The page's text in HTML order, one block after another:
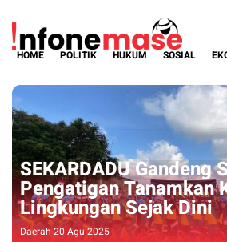
HOME POLITIK HUKUM SOSIAL
Spot Baru
Underwater,
Wisata Banyuwangi
Pariwisata 07 Okt 2024